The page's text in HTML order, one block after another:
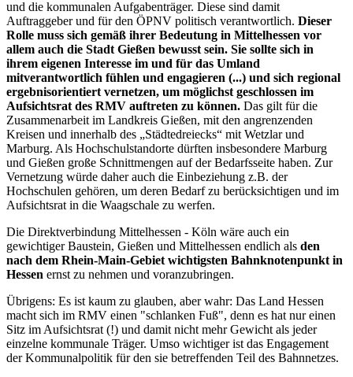
und die kommunalen Aufgabenträger. Diese sind damit
Auftraggeber und für den ÖPNV politisch verantwortlich. Dieser
Rolle muss sich gemäß ihrer Bedeutung in Mittelhessen vor
allem auch die Stadt Gießen bewusst sein. Sie sollte sich in
ihrem eigenen Interesse im und für das Umland
mitverantwortlich fühlen und engagieren (...) und sich regional
ergebnisorientiert vernetzen, um möglichst geschlossen im
Aufsichtsrat des RMV auftreten zu können. Das gilt für die
Zusammenarbeit im Landkreis Gießen, mit den angrenzenden
Kreisen und innerhalb des „Städtedreiecks“ mit Wetzlar und
Marburg. Als Hochschulstandorte dürften insbesondere Marburg
und Gießen große Schnittmengen auf der Bedarfsseite haben. Zur
Vernetzung würde daher auch die Einbeziehung z.B. der
Hochschulen gehören, um deren Bedarf zu berücksichtigen und im
Aufsichtsrat in die Waagschale zu werfen.
Die Direktverbindung Mittelhessen - Köln wäre auch ein
gewichtiger Baustein, Gießen und Mittelhessen endlich als den
nach dem Rhein-Main-Gebiet wichtigsten Bahnknotenpunkt in
Hessen ernst zu nehmen und voranzubringen.
Übrigens: Es ist kaum zu glauben, aber wahr: Das Land Hessen
macht sich im RMV einen "schlanken Fuß", denn es hat nur einen
Sitz im Aufsichtsrat (!) und damit nicht mehr Gewicht als jeder
einzelne kommunale Träger. Umso wichtiger ist das Engagement
der Kommunalpolitik für den sie betreffenden Teil des Bahnnetzes.